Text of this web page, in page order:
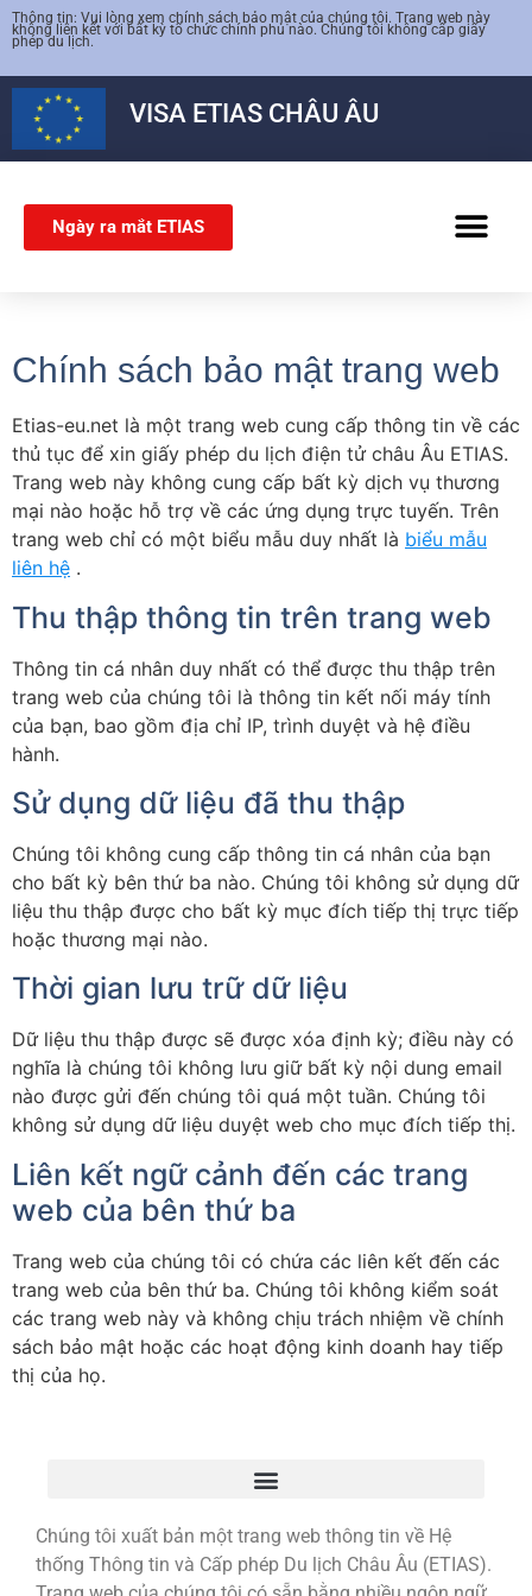
Thông tin: Vui lòng xem chính sách bảo mật của chúng tôi. Trang web này
không liên kết với bất kỳ tổ chức chính phủ nào. Chúng tôi không cấp giấy
phép du lịch.
VISA ETIASCHÂU ÂU
Ngày ra mắt ETIAS
Chính sách bảo mật trang web
Etias-eu.net là một trang web cung cấp thông tin về các
thủ tục để xin giấy phép du lịch điện tử châu Âu ETIAS.
Trang web này không cung cấp bất kỳ dịch vụ thương
mại nào hoặc hỗ trợ về các ứng dụng trực tuyến. Trên
trang web chỉ có một biểu mẫu duy nhất là biểu mẫu
liên hệ .
Thu thập thông tin trên trang web
Thông tin cá nhân duy nhất có thể được thu thập trên
trang web của chúng tôi là thông tin kết nối máy tính
của bạn, bao gồm địa chỉ IP, trình duyệt và hệ điều
hành.
Sử dụng dữ liệu đã thu thập
Chúng tôi không cung cấp thông tin cá nhân của bạn
cho bất kỳ bên thứ ba nào. Chúng tôi không sử dụng dữ
liệu thu thập được cho bất kỳ mục đích tiếp thị trực tiếp
hoặc thương mại nào.
Thời gian lưu trữ dữ liệu
Dữ liệu thu thập được sẽ được xóa định kỳ; điều này có
nghĩa là chúng tôi không lưu giữ bất kỳ nội dung email
nào được gửi đến chúng tôi quá một tuần. Chúng tôi
không sử dụng dữ liệu duyệt web cho mục đích tiếp thị.
Liên kết ngữ cảnh đến các trang
web của bên thứ ba
Trang web của chúng tôi có chứa các liên kết đến các
trang web của bên thứ ba. Chúng tôi không kiểm soát
các trang web này và không chịu trách nhiệm về chính
sách bảo mật hoặc các hoạt động kinh doanh hay tiếp
thị của họ.
Chúng tôi xuất bản một trang web thông tin về Hệ
thống Thông tin và Cấp phép Du lịch Châu Âu (ETIAS).